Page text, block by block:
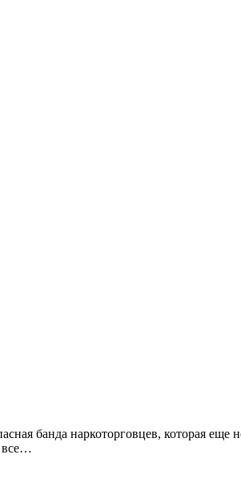
банда наркоторговцев, которая еще не
все…